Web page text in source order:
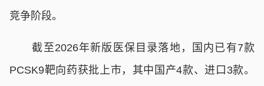
竞争阶段。
截至2026年新版医保目录落地，国内已有7款
PCSK9靶向药获批上市，其中国产4款、进口3款。